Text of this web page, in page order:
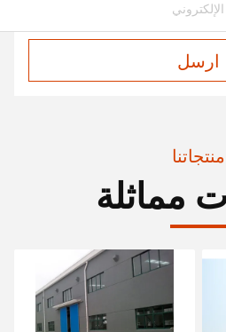
ارسل
منتجاتنا
مماثلة